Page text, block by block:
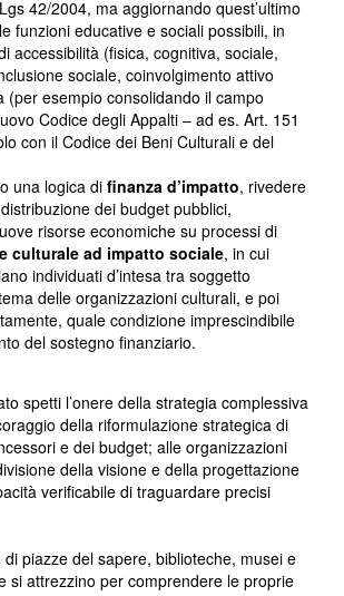
42/2004, ma aggiornando quest’ultimo
funzioni educative e sociali possibili, in
accessibilità (fisica, cognitiva, sociale,
sociale, coinvolgimento attivo
(per esempio consolidando il campo
Codice degli Appalti – ad es. Art. 151
con il Codice dei Beni Culturali e del
una logica difinanza d’impatto, rivedere
dei budget pubblici,
risorse economiche su processi di
culturale ad impatto sociale, in cui
individuati d’intesa tra soggetto
delle organizzazioni culturali, e poi
quale condizione imprescindibile
del sostegno finanziario.
spetti l’onere della strategia complessiva
della riformulazione strategica di
e dei budget; alle organizzazioni
della visione e della progettazione
verificabile di traguardare precisi
piazze del sapere, biblioteche, musei e
si attrezzino per comprendere le proprie